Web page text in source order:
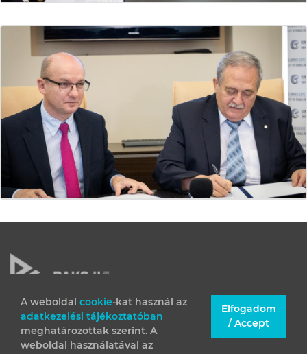
A weboldal cookie-kat használ az
adatkezelési tájékoztatóban
meghatározottak szerint. A
weboldal használatával az
Elfogadom
/ Accept
JOGI INFORMÁCIÓK
IMPRESSZUM